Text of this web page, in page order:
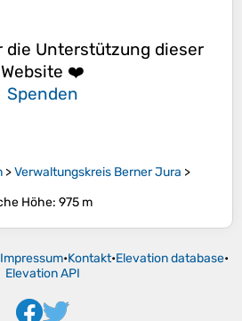
die Unterstützung dieser
Website ❤️
Spenden
>Verwaltungskreis Berner Jura >
Höhe: 975 m
Impressum•Kontakt•Elevation database•
Elevation API